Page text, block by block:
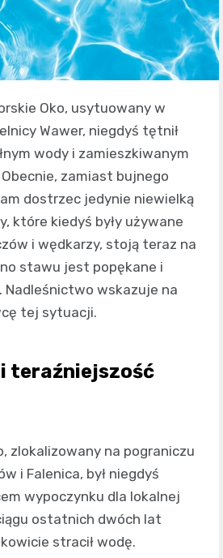
Oko, usytuowany w
Wawer, niegdyś tętnił
wody i zamieszkiwanym
zamiast bujnego
dostrzec jedynie niewielką
które kiedyś były używane
i wędkarzy, stoją teraz na
stawu jest popękane i
Nadleśnictwo wskazuje na
tej sytuacji.
i teraźniejszość
zlokalizowany na pograniczu
i Falenica, był niegdyś
wypoczynku dla lokalnej
ostatnich dwóch lat
stracił wodę.